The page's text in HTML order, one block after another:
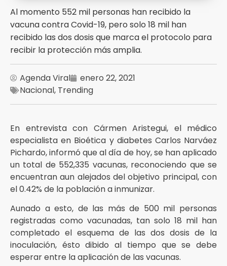
Al momento 552 mil personas han recibido la
vacuna contra Covid-19, pero solo 18 mil han
recibido las dos dosis que marca el protocolo para
recibir la protección más amplia.
Agenda Viral
enero 22, 2021
Nacional, Trending
En entrevista con Cármen Aristegui, el médico
especialista en Bioética y diabetes Carlos Narváez
Pichardo, informó que al día de hoy, se han aplicado
un total de 552,335 vacunas, reconociendo que se
encuentran aun alejados del objetivo principal, con
el 0.42% de la población a inmunizar.
Aunado a esto, de las más de 500 mil personas
registradas como vacunadas, tan solo 18 mil han
completado el esquema de las dos dosis de la
inoculación, ésto dibido al tiempo que se debe
esperar entre la aplicación de las vacunas.